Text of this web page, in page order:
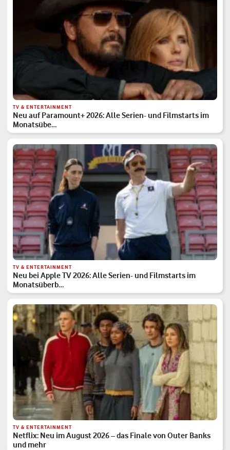
TV & ENTERTAINMENT
Neu auf Paramount+ 2026: Alle Serien- und Filmstarts im
Monatsübe…
TV & ENTERTAINMENT
Neu bei Apple TV 2026: Alle Serien- und Filmstarts im
Monatsüberb…
TV & ENTERTAINMENT
Netflix: Neu im August 2026 – das Finale von Outer Banks
und mehr